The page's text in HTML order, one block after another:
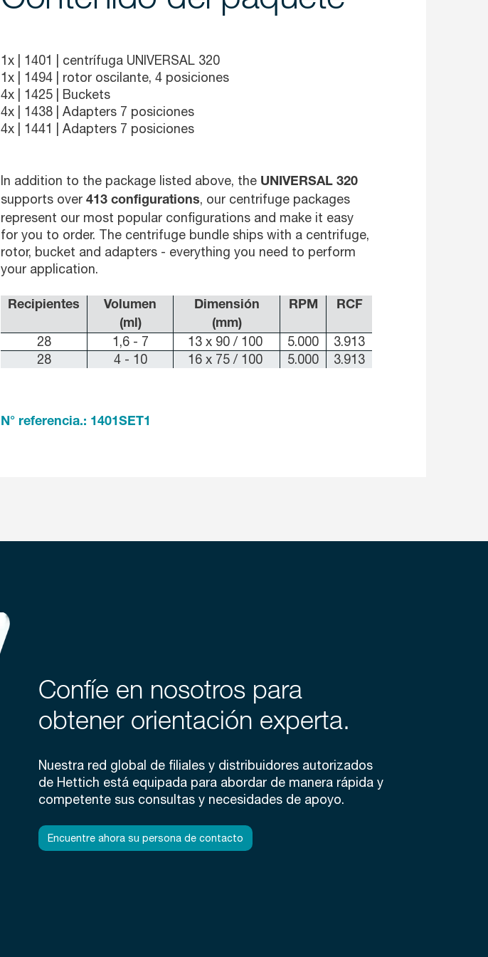
1x | 1401
| centrífuga UNIVERSAL 320
1x | 1494
| rotor oscilante, 4 posiciones
4x | 1425
| Buckets
4x | 1438
| Adapters 7 posiciones
4x | 1441 | Adapters 7 posiciones
In addition to the package listed above, the UNIVERSAL 320
supports over413 configurations, our centrifuge packages
represent our most popular configurations and make it easy
for you to order. The centrifuge bundle ships with a centrifuge,
rotor, bucket and adapters - everything you need to perform
your application.
Recipientes
Volumen
(ml)
Dimensión
(mm)
RPM RCF
28 1,6 - 7 13 x 90 / 100 5.000
3.913
28
4 - 10 16 x 75 / 100 5.000 3.913
N° referencia.: 1401SET1
Confíe en nosotros para
obtener orientación experta.
Nuestra red global de filiales y distribuidores autorizados
de Hettich está equipada para abordar de manera rápida y
competente sus consultas y necesidades de apoyo.
Encuentre ahora su persona de contacto